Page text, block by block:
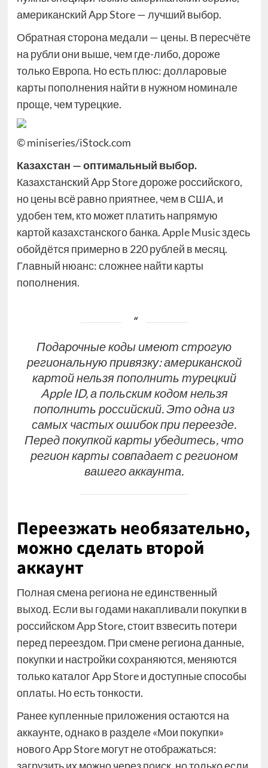
американский App Store — лучший выбор.
Обратная сторона медали — цены. В пересчёте
на рубли они выше, чем где-либо, дороже
только Европа. Но есть плюс: долларовые
карты пополнения найти в нужном номинале
проще, чем турецкие.
© miniseries/iStock.com
Казахстан — оптимальный выбор.
Казахстанский App Store дороже российского,
но цены всё равно приятнее, чем в США, и
удобен тем, кто может платить напрямую
картой казахстанского банка. Apple Music здесь
обойдётся примерно в 220 рублей в месяц.
Главный нюанс: сложнее найти карты
пополнения.
Подарочные коды имеют строгую
региональную привязку: американской
картой нельзя пополнить турецкий
Apple ID, а польским кодом нельзя
пополнить российский. Это одна из
самых частых ошибок при переезде.
Перед покупкой карты убедитесь, что
регион карты совпадает с регионом
вашего аккаунта.
Переезжать необязательно,
можно сделать второй
аккаунт
Полная смена региона не единственный
выход. Если вы годами накапливали покупки в
российском App Store, стоит взвесить потери
перед переездом. При смене региона данные,
покупки и настройки сохраняются, меняются
только каталог App Store и доступные способы
оплаты. Но есть тонкости.
Ранее купленные приложения остаются на
аккаунте, однако в разделе «Мои покупки»
нового App Store могут не отображаться: